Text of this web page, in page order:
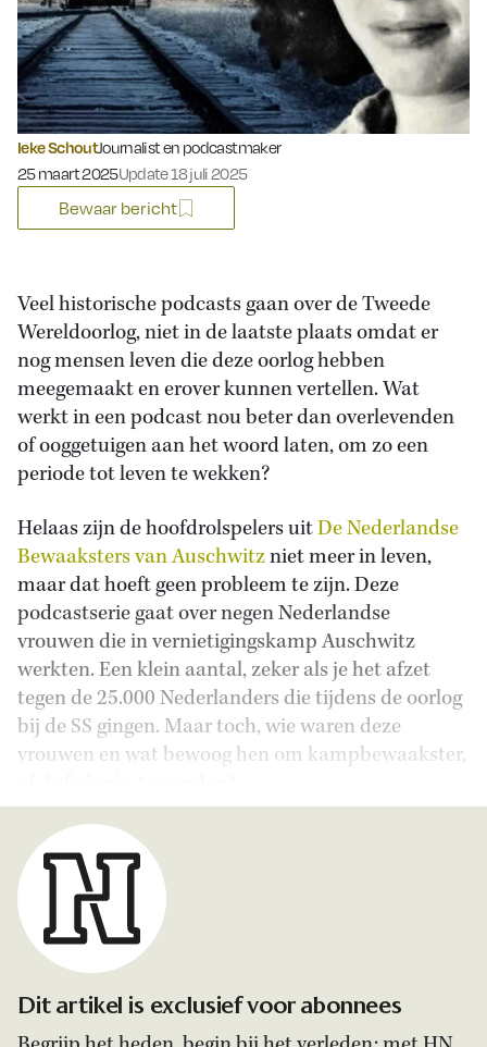
Ieke SchoutJournalist en podcastmaker
Gepubliceerd op:
25 maart 2025Update 18 juli 2025
Bewaar bericht
Veel historische podcasts gaan over de Tweede
Wereldoorlog, niet in de laatste plaats omdat er
nog mensen leven die deze oorlog hebben
meegemaakt en erover kunnen vertellen. Wat
werkt in een podcast nou beter dan overlevenden
of ooggetuigen aan het woord laten, om zo een
periode tot leven te wekken?
Helaas zijn de hoofdrolspelers uitDe Nederlandse
Bewaaksters van Auschwitzniet meer in leven,
maar dat hoeft geen probleem te zijn. Deze
podcastserie gaat over negen Nederlandse
vrouwen die in vernietigingskamp Auschwitz
werkten. Een klein aantal, zeker als je het afzet
tegen de 25.000 Nederlanders die tijdens de oorlog
bij de SS gingen. Maar toch, wie waren deze
vrouwen en wat bewoog hen om kampbewaakster,
Dit artikel is exclusief voor abonnees